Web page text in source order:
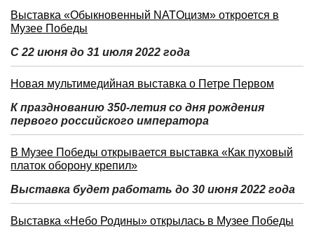
Выставка «Обыкновенный NATOцизм» откроется в
Музее Победы
С 22 июня до 31 июля 2022 года
Новая мультимедийная выставка о Петре Первом
К празднованию 350-летия со дня рождения
первого российского императора
В Музее Победы открывается выставка «Как пуховый
платок оборону крепил»
Выставка будет работать до 30 июня 2022 года
Выставка «Небо Родины» открылась в Музее Победы